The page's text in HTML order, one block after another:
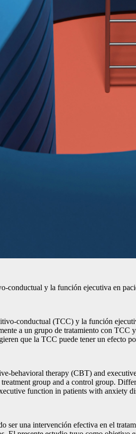
conductual y la función ejecutiva en
conductual (TCC) y la función
a un grupo de tratamiento con
que la TCC puede tener un efecto
behavioral therapy (CBT) and
group and a control group.
function in patients with anxiety
una intervención efectiva en el